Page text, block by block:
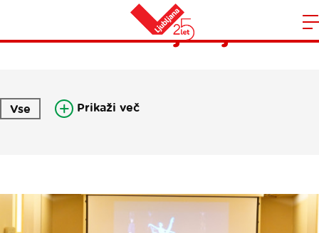
Domov
Pisma iz Ljubljane
Vse Prikaži več